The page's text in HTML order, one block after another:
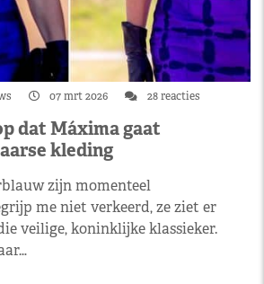
07 mrt 2026 28 reacties
dat Máxima gaat
kleding
zijn momenteel
me niet verkeerd, ze ziet er
veilige, koninklijke klassieker.